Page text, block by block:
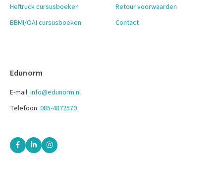
Heftruck cursusboeken
BBMI/OAI cursusboeken
Retour voorwaarden
Contact
Edunorm
E-mail: info@edunorm.nl
Telefoon: 085-4872570